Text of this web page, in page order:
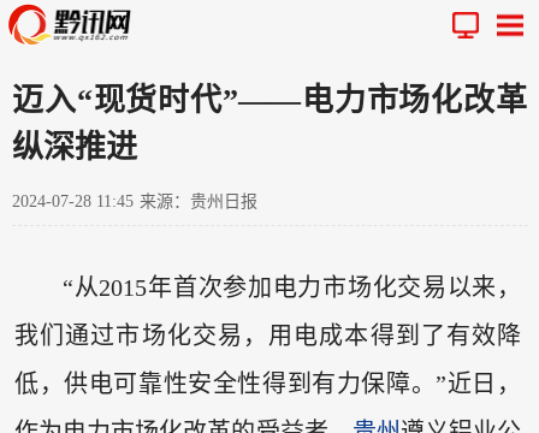
迈入“现货时代”——电力市场化改革
纵深推进
2024-07-28 11:45 来源：贵州日报
“从2015年首次参加电力市场化交易以来，
我们通过市场化交易，用电成本得到了有效降
低，供电可靠性安全性得到有力保障。”近日，